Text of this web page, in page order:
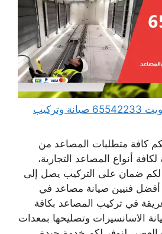
صيانة مصاعد في الكويت 65542233 صيانة وتركيب
كافة متطلبات المصاعد من
أنواع المصاعد التجارية،
لكم ضمان على التركيب يصل إلى
أفضل فنيين صيانة مصاعد في
في تركيب المصاعد بكافة
الاسانسيرات وتصليحها بمعدات